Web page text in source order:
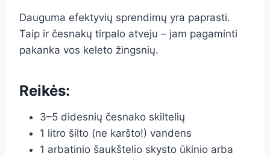
Dauguma efektyvių sprendimų yra paprasti.
Taip ir česnakų tirpalo atveju – jam pagaminti
pakanka vos keleto žingsnių.
Reikės:
3–5 didesnių česnako skiltelių
1 litro šilto (ne karšto!) vandens
1 arbatinio šaukštelio skysto ūkinio arba